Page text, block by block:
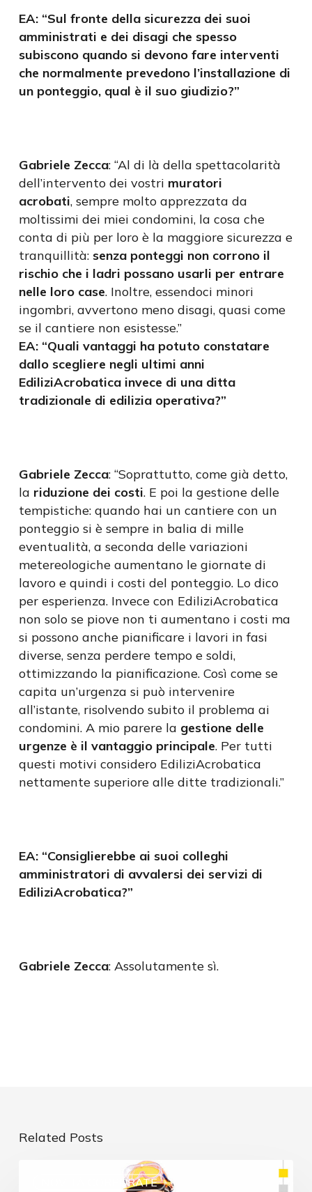
EA: “Sul fronte della sicurezza dei suoi
amministrati e dei disagi che spesso
subiscono quando si devono fare interventi
che normalmente prevedono l’installazione di
un ponteggio, qual è il suo giudizio?”
Gabriele Zecca: “Al di là della spettacolarità
dell’intervento dei vostri muratori
acrobati, sempre molto apprezzata da
moltissimi dei miei condomini, la cosa che
conta di più per loro è la maggiore sicurezza e
tranquillità: senza ponteggi non corrono il
rischio che i ladri possano usarli per entrare
nelle loro case. Inoltre, essendoci minori
ingombri, avvertono meno disagi, quasi come
se il cantiere non esistesse.”
EA: “Quali vantaggi ha potuto constatare
dallo scegliere negli ultimi anni
EdiliziAcrobatica invece di una ditta
tradizionale di edilizia operativa?”
Gabriele Zecca: “Soprattutto, come già detto,
la riduzione dei costi. E poi la gestione delle
tempistiche: quando hai un cantiere con un
ponteggio si è sempre in balia di mille
eventualità, a seconda delle variazioni
metereologiche aumentano le giornate di
lavoro e quindi i costi del ponteggio. Lo dico
per esperienza. Invece con EdiliziAcrobatica
non solo se piove non ti aumentano i costi ma
si possono anche pianificare i lavori in fasi
diverse, senza perdere tempo e soldi,
ottimizzando la pianificazione. Così come se
capita un’urgenza si può intervenire
all’istante, risolvendo subito il problema ai
condomini. A mio parere la gestione delle
urgenze è il vantaggio principale. Per tutti
questi motivi considero EdiliziAcrobatica
nettamente superiore alle ditte tradizionali.”
EA: “Consiglierebbe ai suoi colleghi
amministratori di avvalersi dei servizi di
EdiliziAcrobatica?”
Gabriele Zecca: Assolutamente sì.
Related Posts
NOVITÀ CORPORATE